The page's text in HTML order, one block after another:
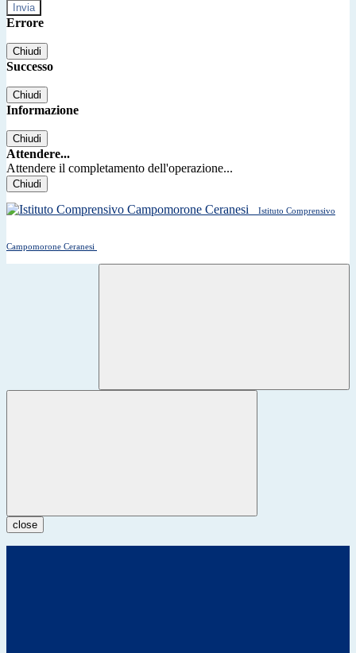
Errore
Chiudi
Successo
Chiudi
Informazione
Chiudi
Attendere...
Attendere il completamento dell'operazione...
Chiudi
Istituto Comprensivo
Campomorone Ceranesi
close